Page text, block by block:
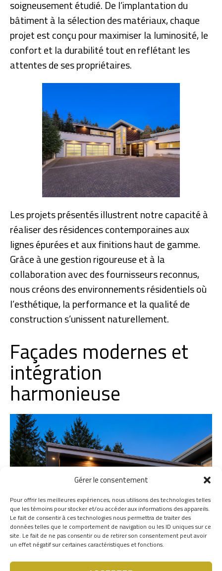
Gérer le consentement
Pour offrir les meilleures expériences, nous utilisons des technologies telles
que les témoins pour stocker et/ou accéder aux informations des appareils.
Le fait de consentir à ces technologies nous permettra de traiter des
données telles que le comportement de navigation ou les ID uniques sur ce
site. Le fait de ne pas consentir ou de retirer son consentement peut avoir
un effet négatif sur certaines caractéristiques et fonctions.
soigneusement étudié. De l’implantation du
bâtiment à la sélection des matériaux, chaque
projet est conçu pour maximiser la luminosité, le
confort et la durabilité tout en reflétant les
attentes de ses propriétaires.
Façades modernes et
intégration
harmonieuse
Les projets présentés illustrent notre capacité à
réaliser des résidences contemporaines aux
lignes épurées et aux finitions haut de gamme.
Grâce à une gestion rigoureuse et à la
collaboration avec des fournisseurs reconnus,
nous créons des environnements résidentiels où
l’esthétique, la performance et la qualité de
construction s’unissent naturellement.